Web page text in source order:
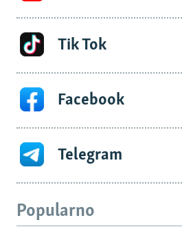
Tik Tok
Facebook
Telegram
Popularno